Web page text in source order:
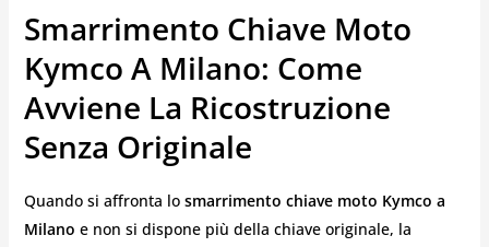
Smarrimento Chiave Moto
Kymco A Milano: Come
Avviene La Ricostruzione
Senza Originale
Quando si affronta lo smarrimento chiave moto Kymco a
Milano e non si dispone più della chiave originale, la